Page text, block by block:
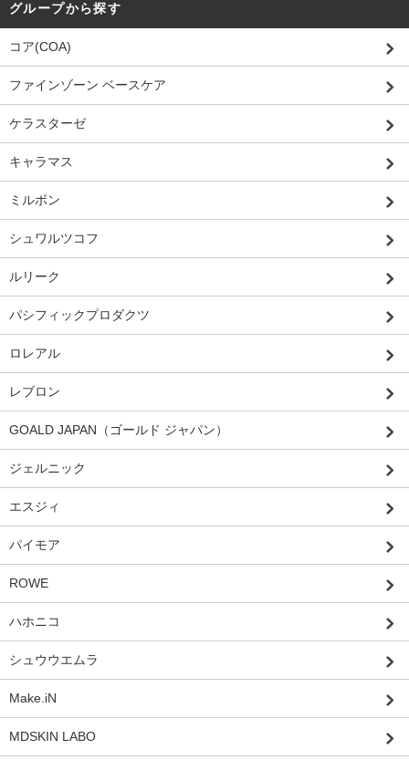
グループから探す
コア(COA)
ファインゾーン ベースケア
ケラスターゼ
キャラマス
ミルボン
シュワルツコフ
ルリーク
パシフィックプロダクツ
ロレアル
レブロン
GOALD JAPAN（ゴールド ジャパン）
ジェルニック
エスジィ
パイモア
ROWE
ハホニコ
シュウウエムラ
Make.iN
MDSKIN LABO